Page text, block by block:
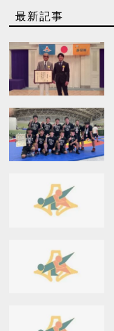
最新記事